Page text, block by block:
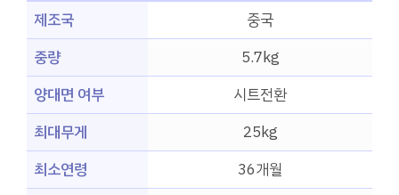
제조국
중국
중량
5.7kg
양대면 여부
시트전환
최대무게
25kg
최소연령
36개월